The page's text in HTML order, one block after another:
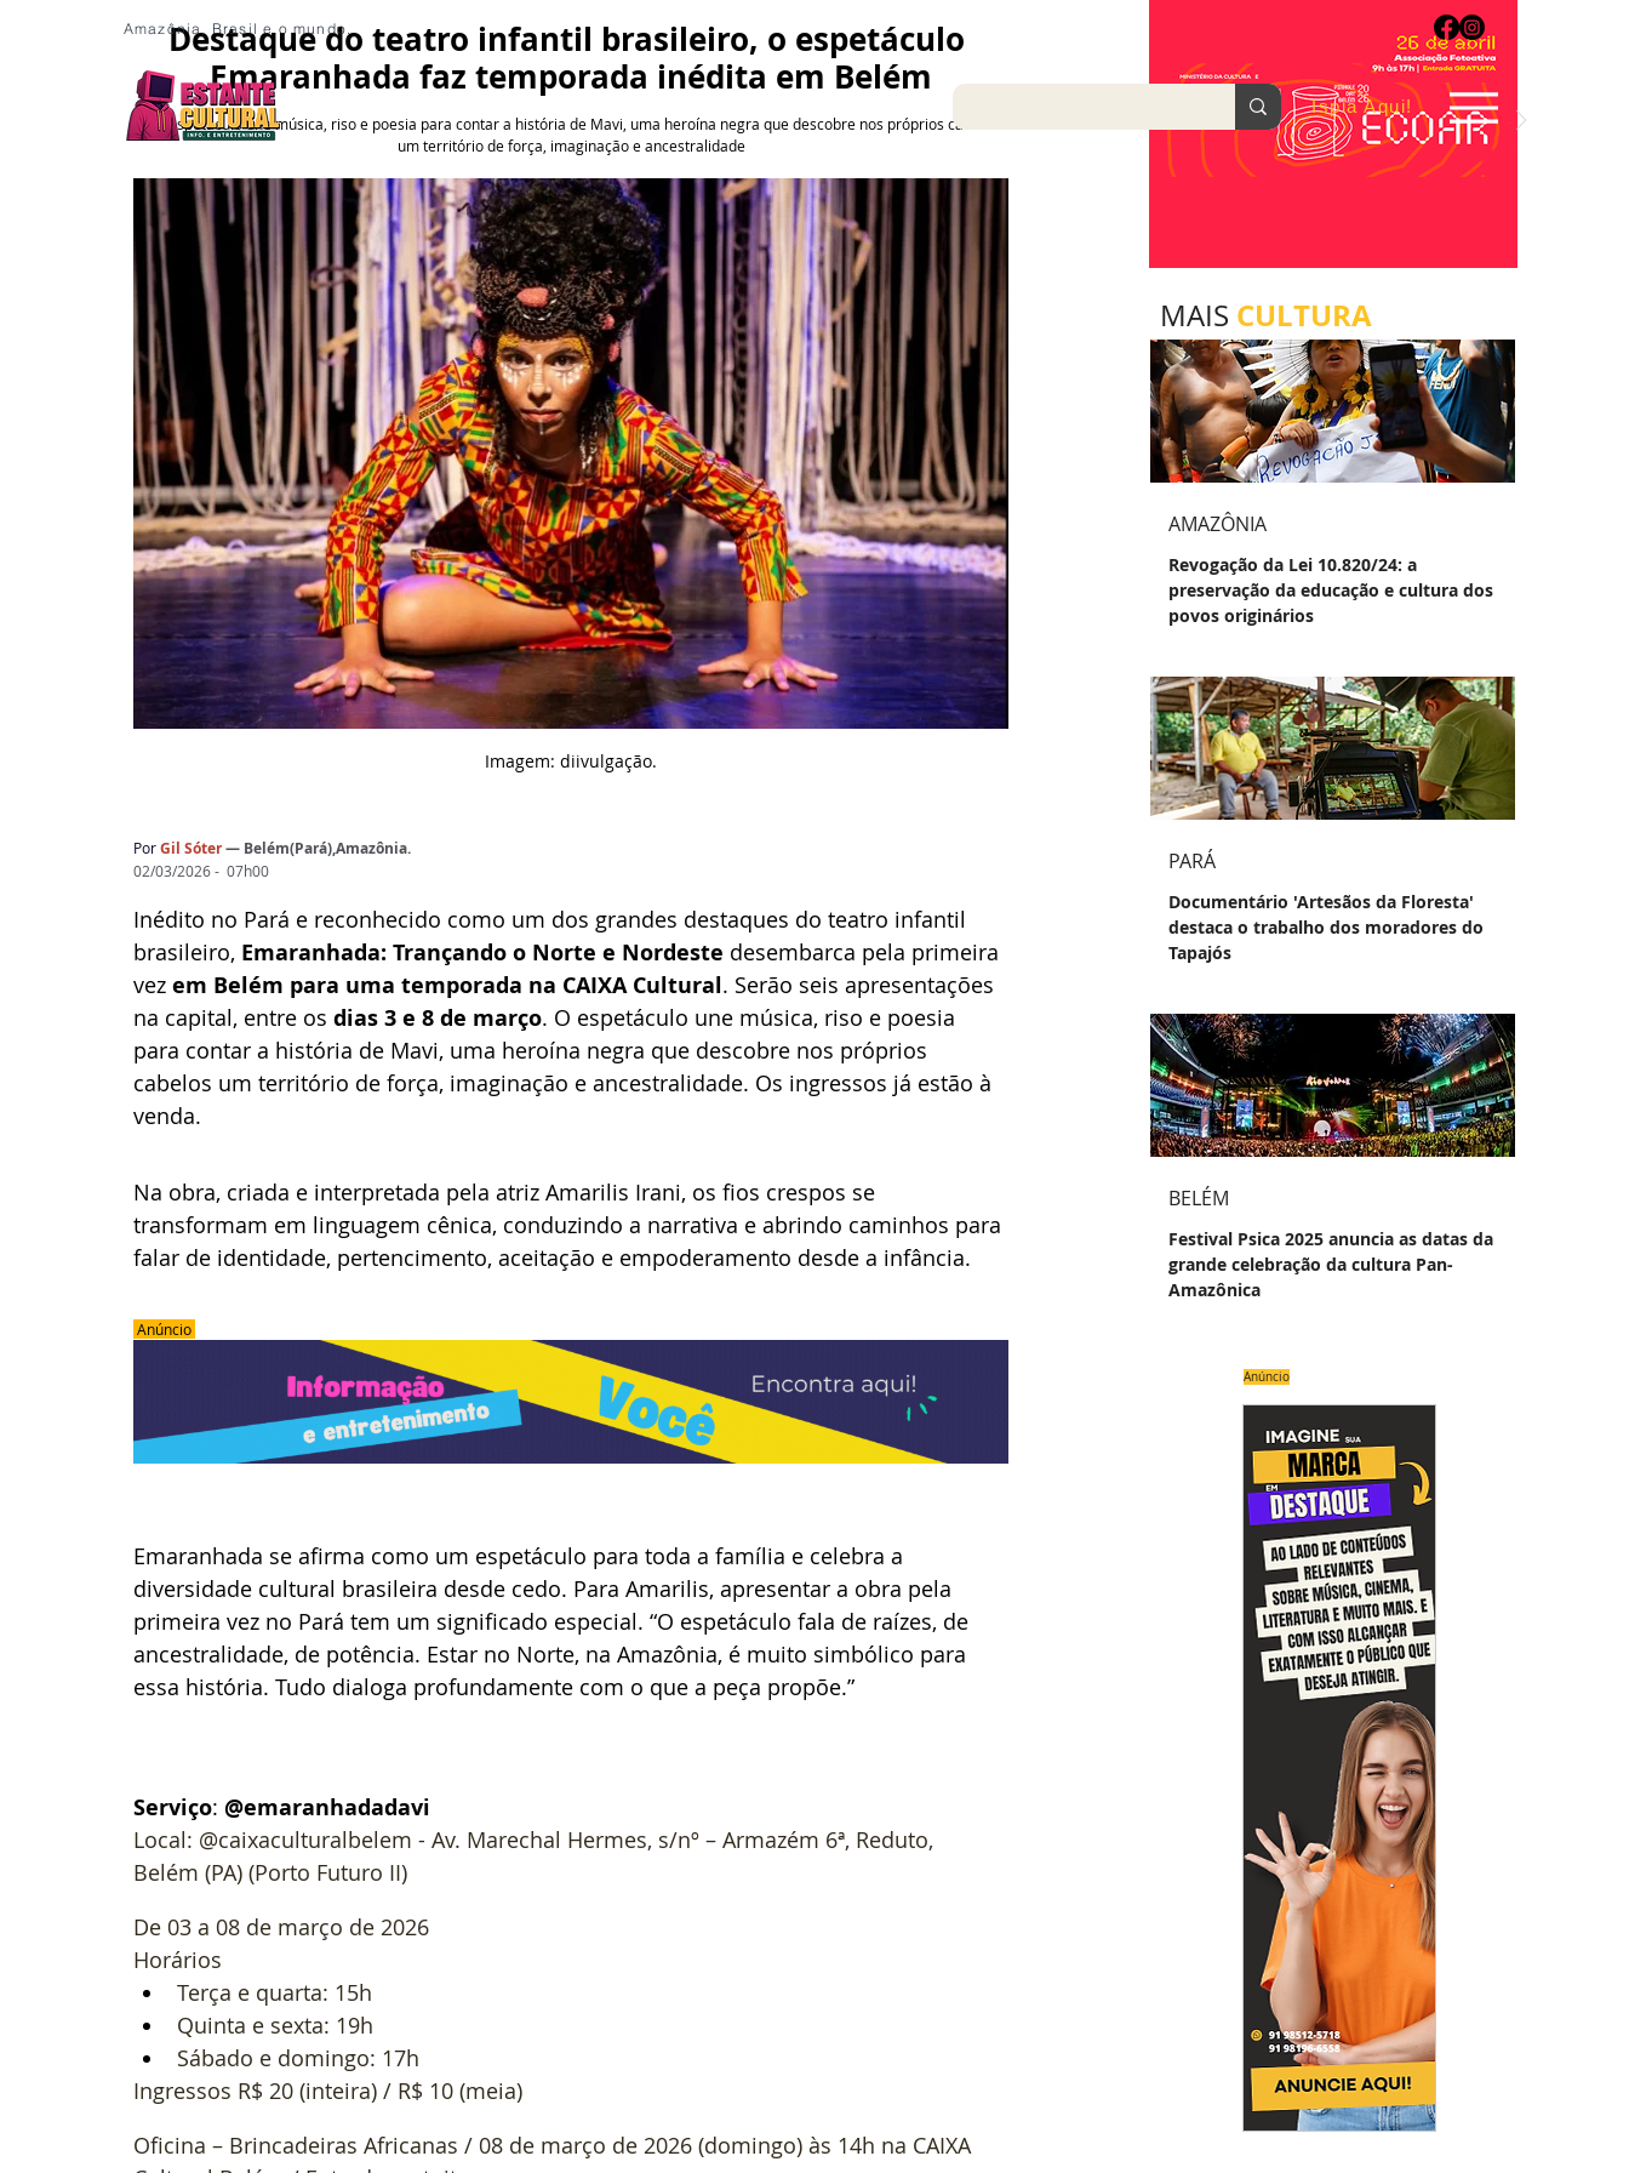
Amazônia, Brasil e o mundo.
Ispia Aqui! AGOSTO/2022
/ Notícia
Destaque do teatro infantil brasileiro, o espetáculo
Emaranhada faz temporada inédita em Belém
O espetáculo une música, riso e poesia para contar a história de Mavi, uma heroína negra que descobre nos próprios cabelos
um território de força, imaginação e ancestralidade
Imagem: diivulgação.
PorGil Sóter— Belém(Pará),Amazônia.
02/03/2026 -  07h00
Inédito no Pará e reconhecido como um dos grandes destaques do teatro infantil
brasileiro, Emaranhada: Trançando o Norte e Nordeste desembarca pela primeira
vez em Belém para uma temporada na CAIXA Cultural. Serão seis apresentações
na capital, entre os dias 3 e 8 de março. O espetáculo une música, riso e poesia
para contar a história de Mavi, uma heroína negra que descobre nos próprios
cabelos um território de força, imaginação e ancestralidade. Os ingressos já estão à
venda.
Na obra, criada e interpretada pela atriz Amarilis Irani, os fios crespos se
transformam em linguagem cênica, conduzindo a narrativa e abrindo caminhos para
falar de identidade, pertencimento, aceitação e empoderamento desde a infância.
Anúncio
Emaranhada se afirma como um espetáculo para toda a família e celebra a
diversidade cultural brasileira desde cedo. Para Amarilis, apresentar a obra pela
primeira vez no Pará tem um significado especial. “O espetáculo fala de raízes, de
ancestralidade, de potência. Estar no Norte, na Amazônia, é muito simbólico para
essa história. Tudo dialoga profundamente com o que a peça propõe.”
Serviço: @emaranhadadavi
Local: @caixaculturalbelem - Av. Marechal Hermes, s/nº – Armazém 6ª, Reduto,
Belém (PA) (Porto Futuro II)
De 03 a 08 de março de 2026
Horários
Terça e quarta: 15h
Quinta e sexta: 19h
Sábado e domingo: 17h
Ingressos R$ 20 (inteira) / R$ 10 (meia)
Oficina – Brincadeiras Africanas / 08 de março de 2026 (domingo) às 14h na CAIXA
MAIS CULTURA
AMAZÔNIA
Revogação da Lei 10.820/24: a
preservação da educação e cultura dos
povos originários
PARÁ
Documentário 'Artesãos da Floresta'
destaca o trabalho dos moradores do
Tapajós
BELÉM
Festival Psica 2025 anuncia as datas da
grande celebração da cultura Pan-
Amazônica
Anúncio